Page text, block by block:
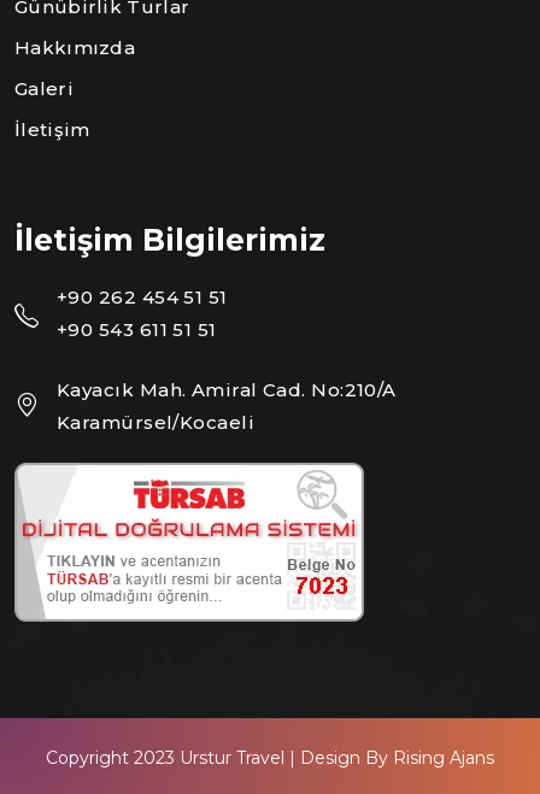
Günübirlik Turlar
Hakkımızda
Galeri
İletişim
İletişim Bilgilerimiz
+90 262 454 51 51
+90 543 611 51 51
Kayacık Mah. Amiral Cad. No:210/A
Karamürsel/Kocaeli
Copyright 2023 Urstur Travel | Design By Rising Ajans